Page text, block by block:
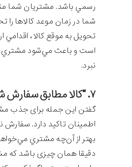
رسمي باشد. مشتریان شما
شما در زمان موعد کالاها را
تحويل به موقع کالا، اقدامي
است و باعث مي‌شود مشتري
نبرد.
۷. “کالا مطابق سفارش شما خواهد بود”:
گفتن این جمله برای جذب
اطمینان تاکید دارد. سفارش
بهتر از آن‌چه مشتري
دقیقا همان چیزی باشد که